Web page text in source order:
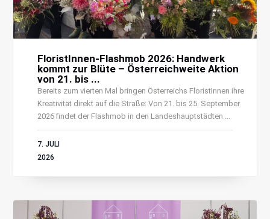
FloristInnen-Flashmob 2026: Handwerk
kommt zur Blüte – Österreichweite Aktion
von 21. bis ...
Bereits zum vierten Mal bringen Österreichs FloristInnen ihre
Kreativität direkt auf die Straße: Von 21. bis 25. September
2026 findet der Flashmob in den Landeshauptstädten ...
7. JULI
2026